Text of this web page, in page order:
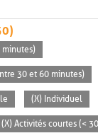
minutes)
30 et 60 minutes)
(X) Individuel
(X) Activités courtes (<